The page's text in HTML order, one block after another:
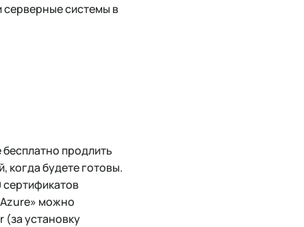
серверные системы в
продлить
когда будете готовы.
сертификатов
можно
(за установку